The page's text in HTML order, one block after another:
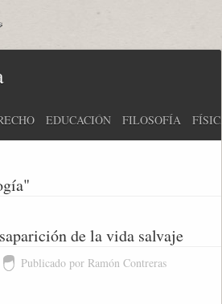
EDUCACIÓN FILOSOFÍA
de la vida salvaje
Publicado por Ramón Contreras